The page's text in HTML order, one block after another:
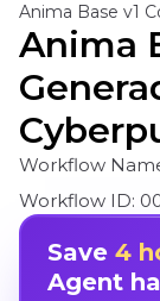
Anima Base v1
Anima
Workflow
Workflow ID:
Save 4
Agent